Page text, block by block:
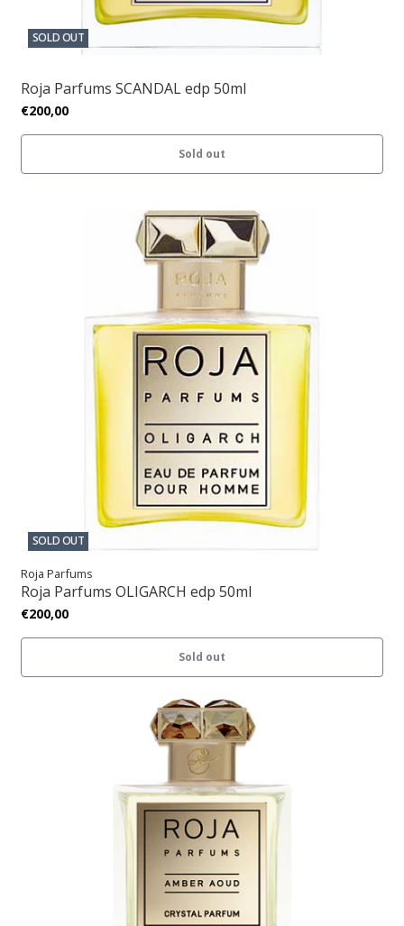
SOLD OUT
Roja Parfums SCANDAL edp 50ml
€200,00
Sold out
SOLD OUT
Roja Parfums
Roja Parfums OLIGARCH edp 50ml
€200,00
Sold out